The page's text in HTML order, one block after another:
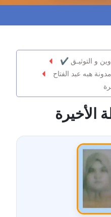
و التوثيـق ✔
مدونة هبه عبد الفتاح
الأخيرة